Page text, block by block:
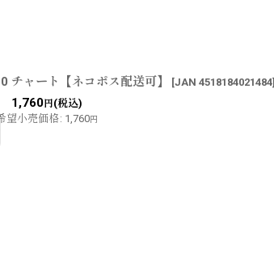
チャート【ネコポス配送可】 [JAN 4518184021484]
1,760円(税込)
望小売価格: 1,760円